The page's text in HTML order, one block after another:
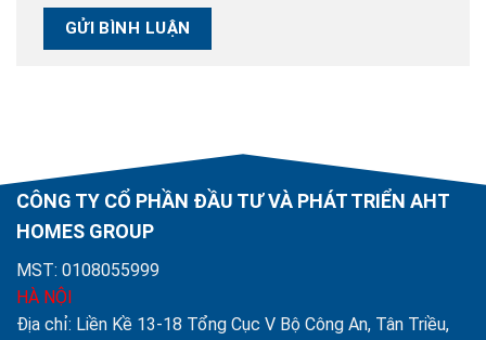
CÔNG TY CỔ PHẦN ĐẦU TƯ VÀ PHÁT TRIỂN AHT
HOMES GROUP
MST: 0108055999
HÀ NỘI
Địa chỉ: Liền Kề 13-18 Tổng Cục V Bộ Công An, Tân Triều,